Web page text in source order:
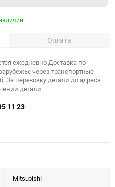
Оплата
ежедневно Доставка по
через транспортные
За перевозку детали до адреса
детали.
11 23
Mitsubishi